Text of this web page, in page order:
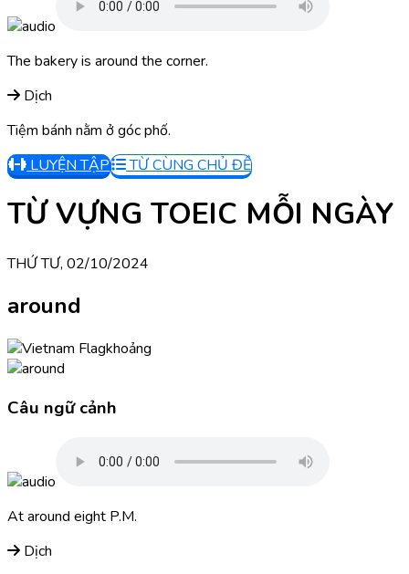
The bakery is around the corner.
Dịch
Tiệm bánh nằm ở góc phố.
LUYỆN TẬP
TỪ CÙNG CHỦ ĐỀ
TỪ VỰNG TOEIC MỖI NGÀY
THỨ TƯ, 02/10/2024
around
khoảng
Câu ngữ cảnh
At around eight P.M.
Dịch